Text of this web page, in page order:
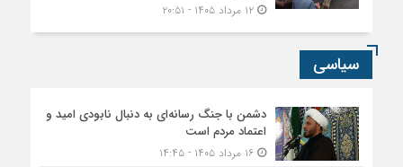
۱۲ مرداد ۱۴۰۵ - ۲۰:۵۱
سیاسی
دشمن با جنگ رسانه‌ای به دنبال نابودی امید و
اعتماد مردم است
۱۶ مرداد ۱۴۰۵ - ۱۴:۴۵